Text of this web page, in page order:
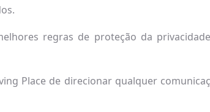
regras de proteção da
Place de direcionar qualquer